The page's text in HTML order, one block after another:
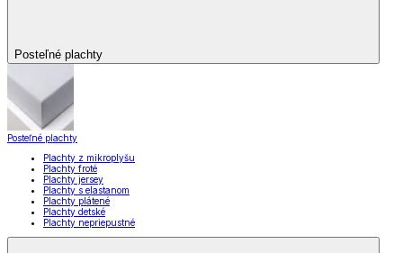
Posteľné plachty
Posteľné plachty
Plachty z mikroplyšu
Plachty froté
Plachty jersey
Plachty s elastanom
Plachty plátené
Plachty detské
Plachty nepriepustné